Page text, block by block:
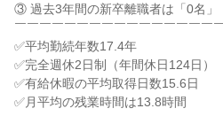
③ 過去3年間の新卒離職者は「0名」
￣￣￣￣￣￣￣￣￣￣￣￣￣￣￣￣
✅平均勤続年数17.4年
✅完全週休2日制（年間休日124日）
✅有給休暇の平均取得日数15.6日
✅月平均の残業時間は13.8時間